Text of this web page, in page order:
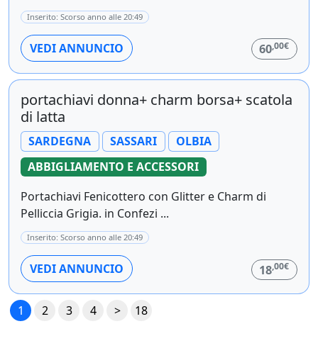
Inserito: Scorso anno alle 20:49
VEDI ANNUNCIO 60,00€
portachiavi donna+ charm borsa+ scatola
di latta
SARDEGNA SASSARI
OLBIA
ABBIGLIAMENTO E ACCESSORI
Portachiavi Fenicottero con Glitter e Charm di
Pelliccia Grigia. in Confezi ...
Inserito: Scorso anno alle 20:49
VEDI ANNUNCIO 18,00€
1 2 3 4 > 18